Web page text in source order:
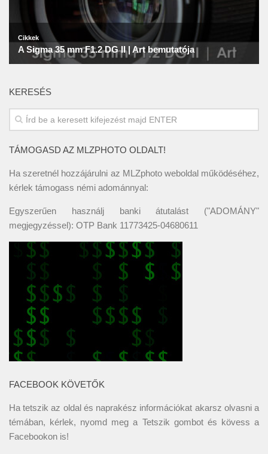
KERESÉS
TÁMOGASD AZ MLZPHOTO OLDALT!
Ha szeretnél hozzájárulni az MLZphoto weboldal működéséhez,
kérlek támogass némi adománnyal:
Egyszerűen használj banki átutalást ("ADOMÁNY"
megjegyzéssel): OTP Bank 11773425-04680611
FACEBOOK KÖVETŐK
Ha tetszik az oldal és naprakész információkat akarsz olvasni a
témában, kérlek, nyomd meg a Tetszik gombot és kövess a
Facebookon is!